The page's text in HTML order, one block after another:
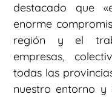
destacado que
enorme
región y el
empresas,
todas las
nuestro entorno